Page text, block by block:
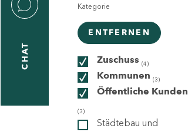
CHAT
Kategorie
ENTFERNEN
Zuschuss (4)
Kommunen (3)
Öffentliche Kunden
(3)
Städtebau und